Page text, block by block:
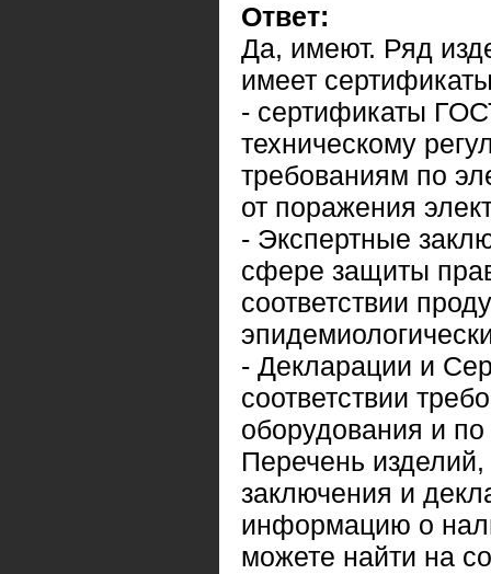
Ответ:
Да, имеют. Ряд
имеет
- сертификаты
техническому
требованиям по
от поражения
- Экспертные
сфере защиты
соответствии
- Декларации и
соответствии
оборудования и
Перечень
заключения и
информацию о
можете найти на